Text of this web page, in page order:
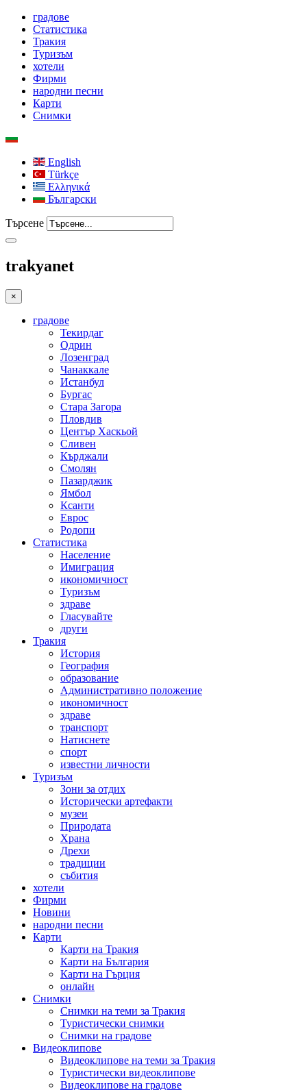
градове
Статистика
Тракия
Туризъм
хотели
Фирми
народни песни
Карти
Снимки
English
Türkçe
Ελληνικά
Български
Търсене
trakyanet
×
градове
Текирдаг
Одрин
Лозенград
Чанаккале
Истанбул
Бургас
Стара Загора
Пловдив
Център Хаскьой
Сливен
Кърджали
Смолян
Пазарджик
Ямбол
Ксанти
Еврос
Родопи
Статистика
Население
Имиграция
икономичност
Туризъм
здраве
Гласувайте
други
Тракия
История
География
образование
Административно положение
икономичност
здраве
транспорт
Натиснете
спорт
известни личности
Туризъм
Зони за отдих
Исторически артефакти
музеи
Природата
Храна
Дрехи
традиции
събития
хотели
Фирми
Новини
народни песни
Карти
Карти на Тракия
Карти на България
Карти на Гърция
онлайн
Снимки
Снимки на теми за Тракия
Туристически снимки
Снимки на градове
Видеоклипове
Видеоклипове на теми за Тракия
Туристически видеоклипове
Видеоклипове на градове